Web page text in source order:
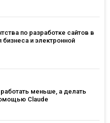
по разработке сайтов в
бизнеса и электронной
меньше, а делать
Claude